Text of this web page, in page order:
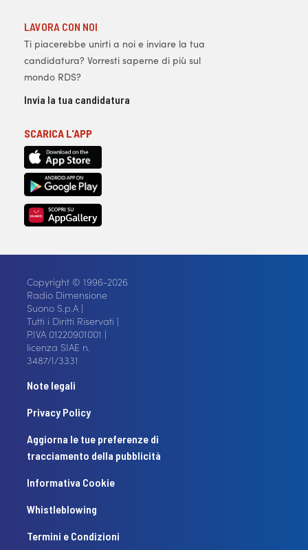
LAVORA CON NOI
Ti piacerebbe unirti a noi e inviare la tua
candidatura? Vorresti saperne di più sul
mondo RDS?
Invia la tua candidatura
SCARICA L'APP
Copyright © 1996-2026
Radio Dimensione
Suono S.p.A |
Tutti i Diritti Riservati |
P.IVA 01220901001 |
licenza SIAE n.
3487/I/3331
Note legali
Privacy Policy
Aggiorna le tue preferenze di
tracciamento della pubblicità
Informativa Cookie
Whistleblowing
Termini e Condizioni